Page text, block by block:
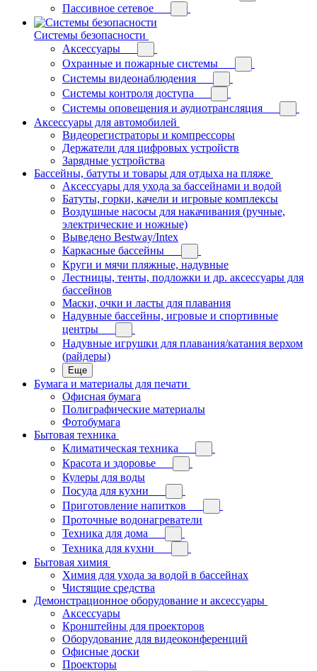
Пассивное сетевое
Системы безопасности
Аксессуары
Охранные и пожарные системы
Системы видеонаблюдения
Системы контроля доступа
Системы оповещения и аудиотрансляция
Аксессуары для автомобилей
Видеорегистраторы и компрессоры
Держатели для цифровых устройств
Зарядные устройства
Бассейны, батуты и товары для отдыха на пляже
Аксессуары для ухода за бассейнами и водой
Батуты, горки, качели и игровые комплексы
Воздушные насосы для накачивания (ручные,
электрические и ножные)
Выведено Bestway/Intex
Каркасные бассейны
Круги и мячи пляжные, надувные
Лестницы, тенты, подложки и др. аксессуары для
бассейнов
Маски, очки и ласты для плавания
Надувные бассейны, игровые и спортивные
центры
Надувные игрушки для плавания/катания верхом
(райдеры)
Еще
Бумага и материалы для печати
Офисная бумага
Полиграфические материалы
Фотобумага
Бытовая техника
Климатическая техника
Красота и здоровье
Кулеры для воды
Посуда для кухни
Приготовление напитков
Проточные водонагреватели
Техника для дома
Техника для кухни
Бытовая химия
Химия для ухода за водой в бассейнах
Чистящие средства
Демонстрационное оборудование и аксессуары
Аксессуары
Кронштейны для проекторов
Оборудование для видеоконференций
Офисные доски
Проекторы